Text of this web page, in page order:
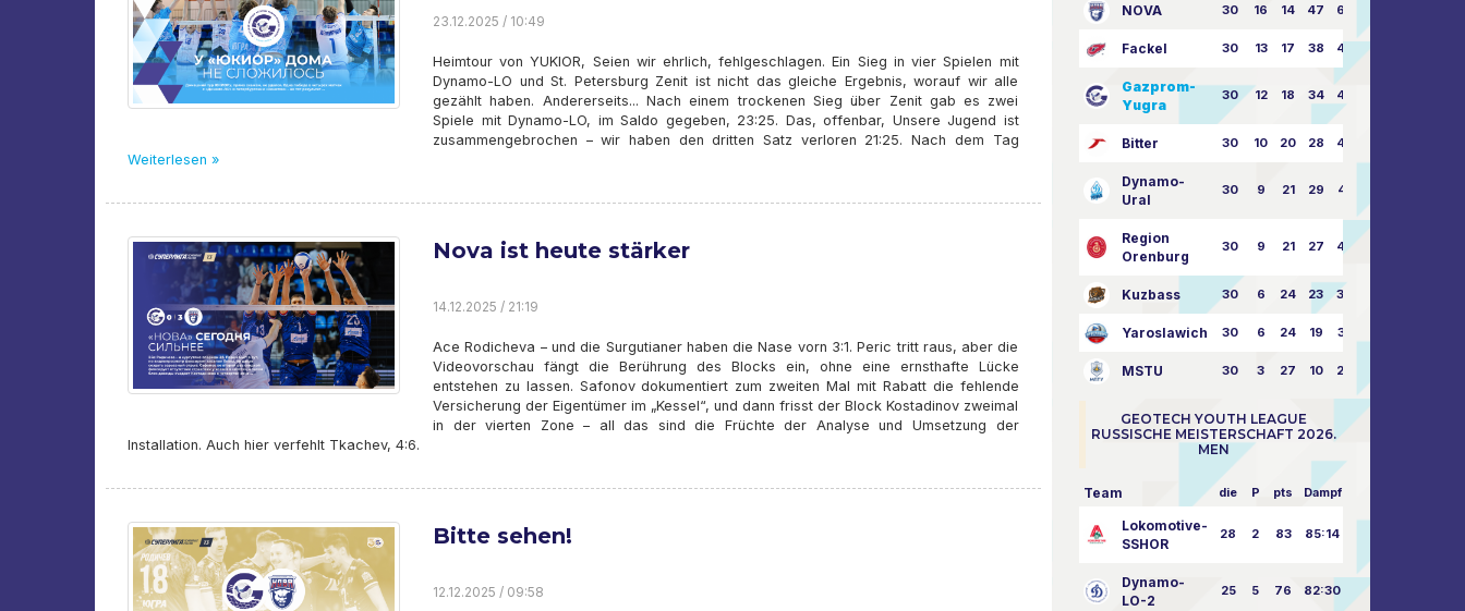
23.12.2025 / 10:49
Heimtour von YUKIOR, Seien wir ehrlich, fehlgeschlagen. Ein Sieg in vier Spielen mit
Dynamo-LO und St. Petersburg Zenit ist nicht das gleiche Ergebnis, worauf wir alle
gezählt haben. Andererseits... Nach einem trockenen Sieg über Zenit gab es zwei
Spiele mit Dynamo-LO, im Saldo gegeben, 23:25. Das, offenbar, Unsere Jugend ist
zusammengebrochen – wir haben den dritten Satz verloren 21:25. Nach dem Tag
Weiterlesen »
Nova ist heute stärker
14.12.2025 / 21:19
Ace Rodicheva – und die Surgutianer haben die Nase vorn 3:1. Peric tritt raus, aber die
Videovorschau fängt die Berührung des Blocks ein, ohne eine ernsthafte Lücke
entstehen zu lassen. Safonov dokumentiert zum zweiten Mal mit Rabatt die fehlende
Versicherung der Eigentümer im „Kessel“, und dann frisst der Block Kostadinov zweimal
in der vierten Zone – all das sind die Früchte der Analyse und Umsetzung der
Installation. Auch hier verfehlt Tkachev, 4:6.
Bitte sehen!
12.12.2025 / 09:58
NOVA 30 16 14 47 62:58
Fackel 30 13 17 38 49:62
Gazprom-
Yugra
30 12 18 34 45:63
Bitter 30 10 20 28 46:73
Dynamo-
Ural
30 9 21 29 41:70
Region
Orenburg
30 9 21 27 43:73
Kuzbass 30 6 24 23 38:76
Yaroslawich 30 6 24 19 31:80
MSTU 30 3 27 10 25:87
GEOTECH YOUTH LEAGUE
RUSSISCHE MEISTERSCHAFT 2026.
MEN
Team die P pts Dampf
Lokomotive-
SSHOR
28 2 83 85:14
Dynamo-
LO-2
25 5 76 82:30